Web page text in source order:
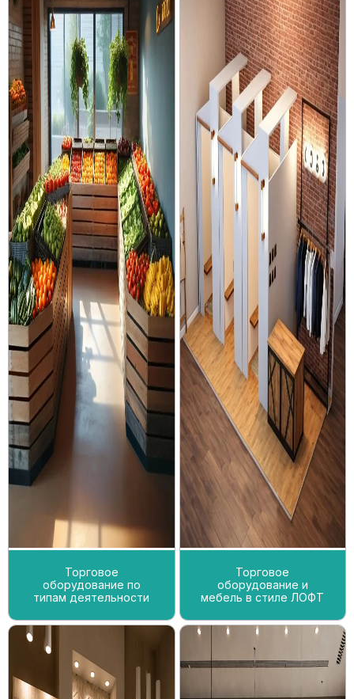
Торговое
оборудование по
типам деятельности
Торговое
оборудование и
мебель в стиле ЛОФТ